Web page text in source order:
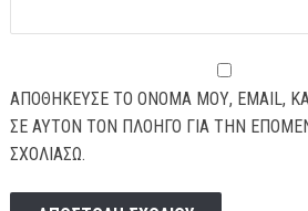
ΑΠΟΘΉΚΕΥΣΕ ΤΟ ΌΝΟΜΆ ΜΟΥ, EMAIL,
ΣΕ ΑΥΤΌΝ ΤΟΝ ΠΛΟΗΓΌ ΓΙΑ ΤΗΝ
ΣΧΟΛΙΆΣΩ.